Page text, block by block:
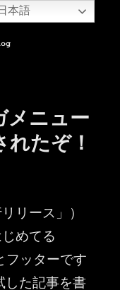
ニュー
たぞ！
リース」）
めてる
フッターです
した記事を書
本語